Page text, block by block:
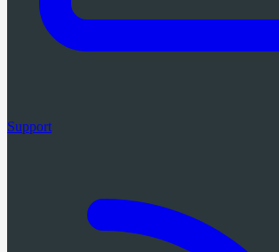
Support